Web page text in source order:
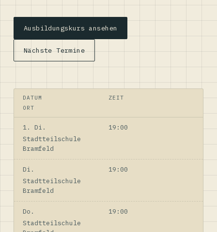
Ausbildungskurs ansehen
Nächste Termine
DATUM
ZEIT
ORT
1. Di.
19:00
Stadtteilschule
Bramfeld
Di.
19:00
Stadtteilschule
Bramfeld
Do.
19:00
Stadtteilschule